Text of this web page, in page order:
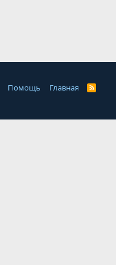
Помощь Главная